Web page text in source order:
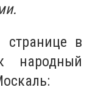
в
народный